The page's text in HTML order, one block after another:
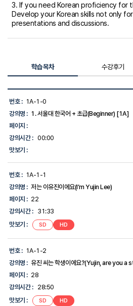
3. If you need Korean proficiency for
Develop your Korean skills not only
presentations and discussions.
학습목차 수강후기
습
목
차
목
록
번
의
강
의
간,
맛
기,
에
대
한
정
보
를
공
번호 : 1A-1-0
강의명 : 1. 서울대 한국어 + 초급(Beginner) [1A]
페이지 :
강의시간 : 00:00
맛보기 :
번호 : 1A-1-1
강의명 : 저는 이유진이에요(I’m Yujin Lee)
페이지 : 22
강의시간 :
31:33
맛보기 :
SD HD
번호 : 1A-1-2
강의명 : 유진 씨는 학생이에요?(Yujin, are you a
페이지 : 28
강의시간 :
28:50
맛보기 :
SD HD